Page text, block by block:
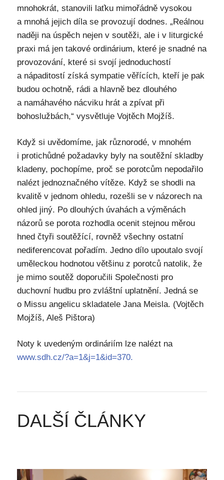
mnohokrát, stanovili laťku mimořádně vysokou
a mnohá jejich díla se provozují dodnes. „Reálnou
naději na úspěch nejen v soutěži, ale i v liturgické
praxi má jen takové ordinárium, které je snadné na
provozování, které si svojí jednoduchostí
a nápaditostí získá sympatie věřících, kteří je pak
budou ochotně, rádi a hlavně bez dlouhého
a namáhavého nácviku hrát a zpívat při
bohoslužbách,“ vysvětluje Vojtěch Mojžíš.
Když si uvědomíme, jak různorodé, v mnohém
i protichůdné požadavky byly na soutěžní skladby
kladeny, pochopíme, proč se porotcům nepodařilo
nalézt jednoznačného vítěze. Když se shodli na
kvalitě v jednom ohledu, rozešli se v názorech na
ohled jiný. Po dlouhých úvahách a výměnách
názorů se porota rozhodla ocenit stejnou měrou
hned čtyři soutěžící, rovněž všechny ostatní
nediferencovat pořadím. Jedno dílo upoutalo svojí
uměleckou hodnotou většinu z porotců natolik, že
je mimo soutěž doporučili Společnosti pro
duchovní hudbu pro zvláštní uplatnění. Jedná se
o Missu angelicu skladatele Jana Meisla. (Vojtěch
Mojžíš, Aleš Pištora)
Noty k uvedeným ordináriím lze nalézt na
www.sdh.cz/?a=1&j=1&id=370.
DALŠÍ ČLÁNKY